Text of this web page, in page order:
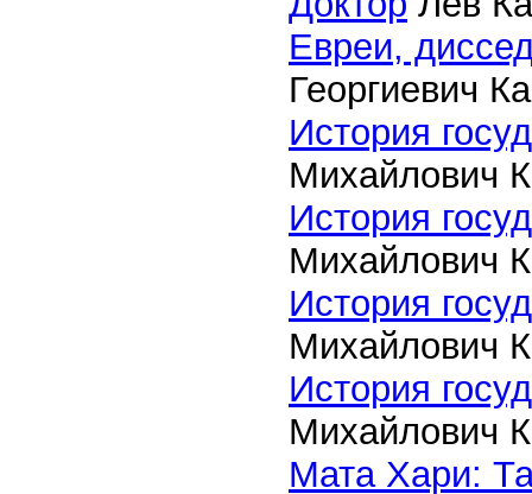
Евреи,
Георгиевич
История
Михайлович
История
Михайлович
История
Михайлович
История
Михайлович
Мата Хари: